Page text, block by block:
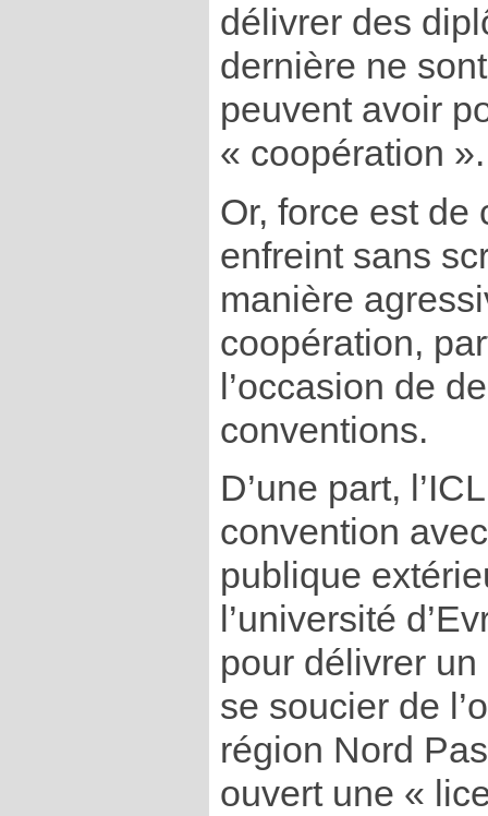
délivrer des
dernière ne
peuvent avoir
« coopération ».
Or, force est de
enfreint sans
manière
coopération,
l’occasion de
conventions.
D’une part,
convention
publique
l’université
pour délivrer un
se soucier de
région Nord
ouvert une «